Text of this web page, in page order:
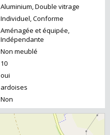
Aluminium, Double vitrage
Individuel, Conforme
Aménagée et équipée,
Indépendante
Non meublé
10
oui
ardoises
Non